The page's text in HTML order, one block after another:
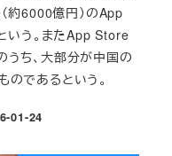
約6000億円）のApp
いう。またApp Store
うち、大部分が中国の
であるという。
日
01-24